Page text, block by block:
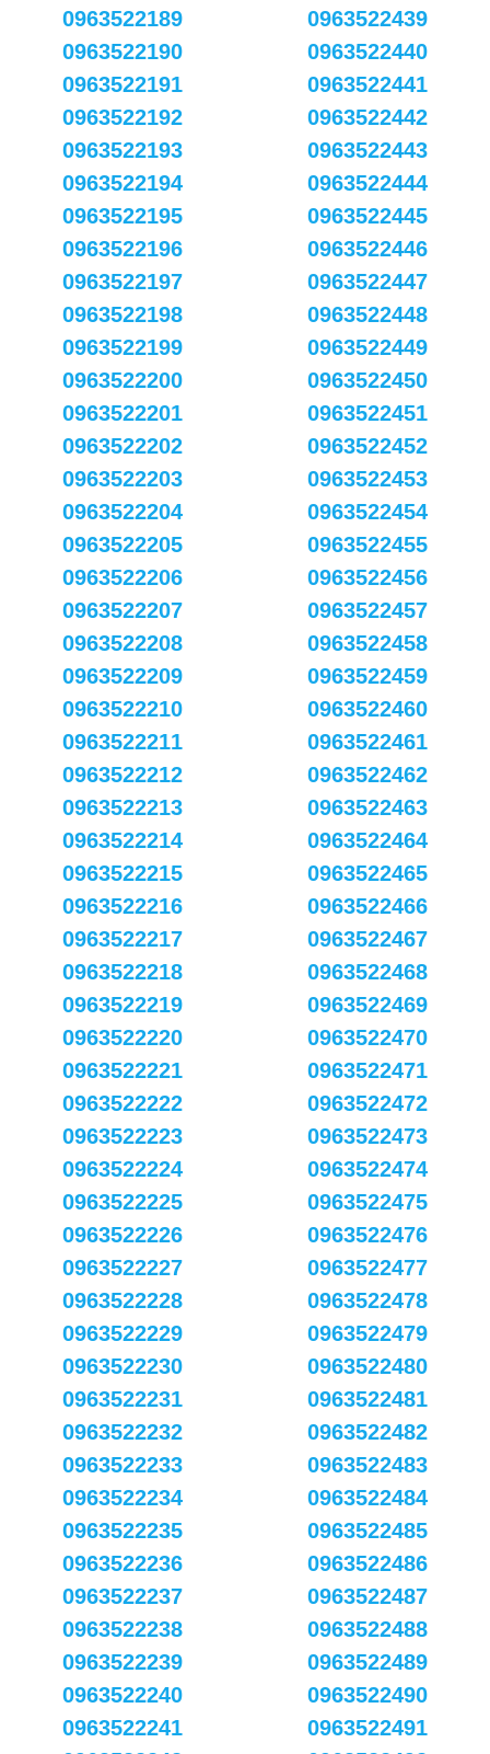
0963522189
0963522190
0963522191
0963522192
0963522193
0963522194
0963522195
0963522196
0963522197
0963522198
0963522199
0963522200
0963522201
0963522202
0963522203
0963522204
0963522205
0963522206
0963522207
0963522208
0963522209
0963522210
0963522211
0963522212
0963522213
0963522214
0963522215
0963522216
0963522217
0963522218
0963522219
0963522220
0963522221
0963522222
0963522223
0963522224
0963522225
0963522226
0963522227
0963522228
0963522229
0963522230
0963522231
0963522232
0963522233
0963522234
0963522235
0963522236
0963522237
0963522238
0963522239
0963522240
0963522241
0963522439
0963522440
0963522441
0963522442
0963522443
0963522444
0963522445
0963522446
0963522447
0963522448
0963522449
0963522450
0963522451
0963522452
0963522453
0963522454
0963522455
0963522456
0963522457
0963522458
0963522459
0963522460
0963522461
0963522462
0963522463
0963522464
0963522465
0963522466
0963522467
0963522468
0963522469
0963522470
0963522471
0963522472
0963522473
0963522474
0963522475
0963522476
0963522477
0963522478
0963522479
0963522480
0963522481
0963522482
0963522483
0963522484
0963522485
0963522486
0963522487
0963522488
0963522489
0963522490
0963522491